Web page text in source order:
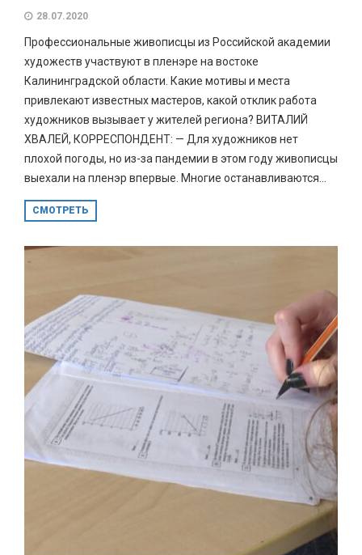
28.07.2020
Профессиональные живописцы из Российской академии
художеств участвуют в пленэре на востоке
Калининградской области. Какие мотивы и места
привлекают известных мастеров, какой отклик работа
художников вызывает у жителей региона? ВИТАЛИЙ
ХВАЛЕЙ, КОРРЕСПОНДЕНТ: — Для художников нет
плохой погоды, но из-за пандемии в этом году живописцы
выехали на пленэр впервые. Многие останавливаются...
СМОТРЕТЬ